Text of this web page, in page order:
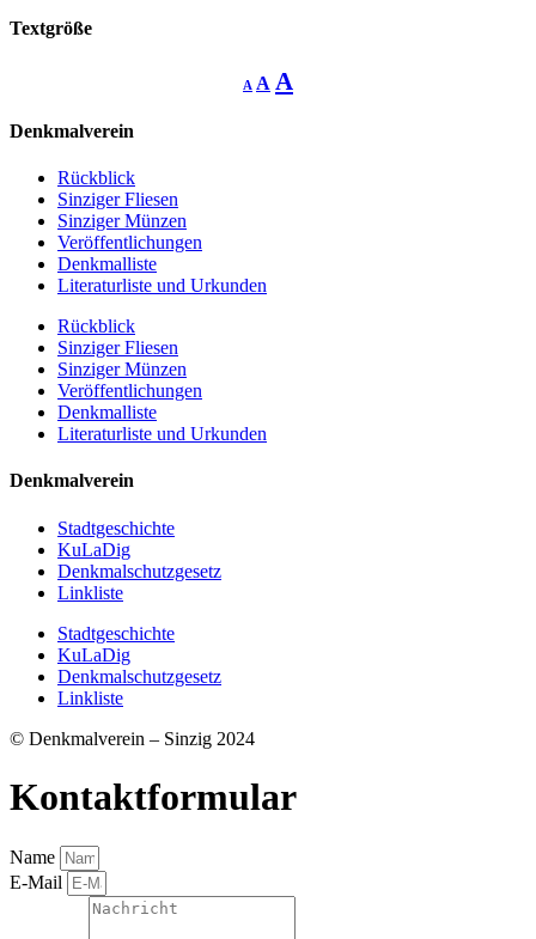
Textgröße
A
Decrease
font
A Reset
font
A
Denkmalverein
Rückblick
Sinziger Fliesen
Sinziger Münzen
Veröffentlichungen
Denkmalliste
Literaturliste und Urkunden
Rückblick
Sinziger Fliesen
Sinziger Münzen
Veröffentlichungen
Denkmalliste
Literaturliste und Urkunden
Denkmalverein
Stadtgeschichte
KuLaDig
Denkmalschutzgesetz
Linkliste
Stadtgeschichte
KuLaDig
Denkmalschutzgesetz
Linkliste
© Denkmalverein – Sinzig 2024
Kontaktformular
Name
E-Mail